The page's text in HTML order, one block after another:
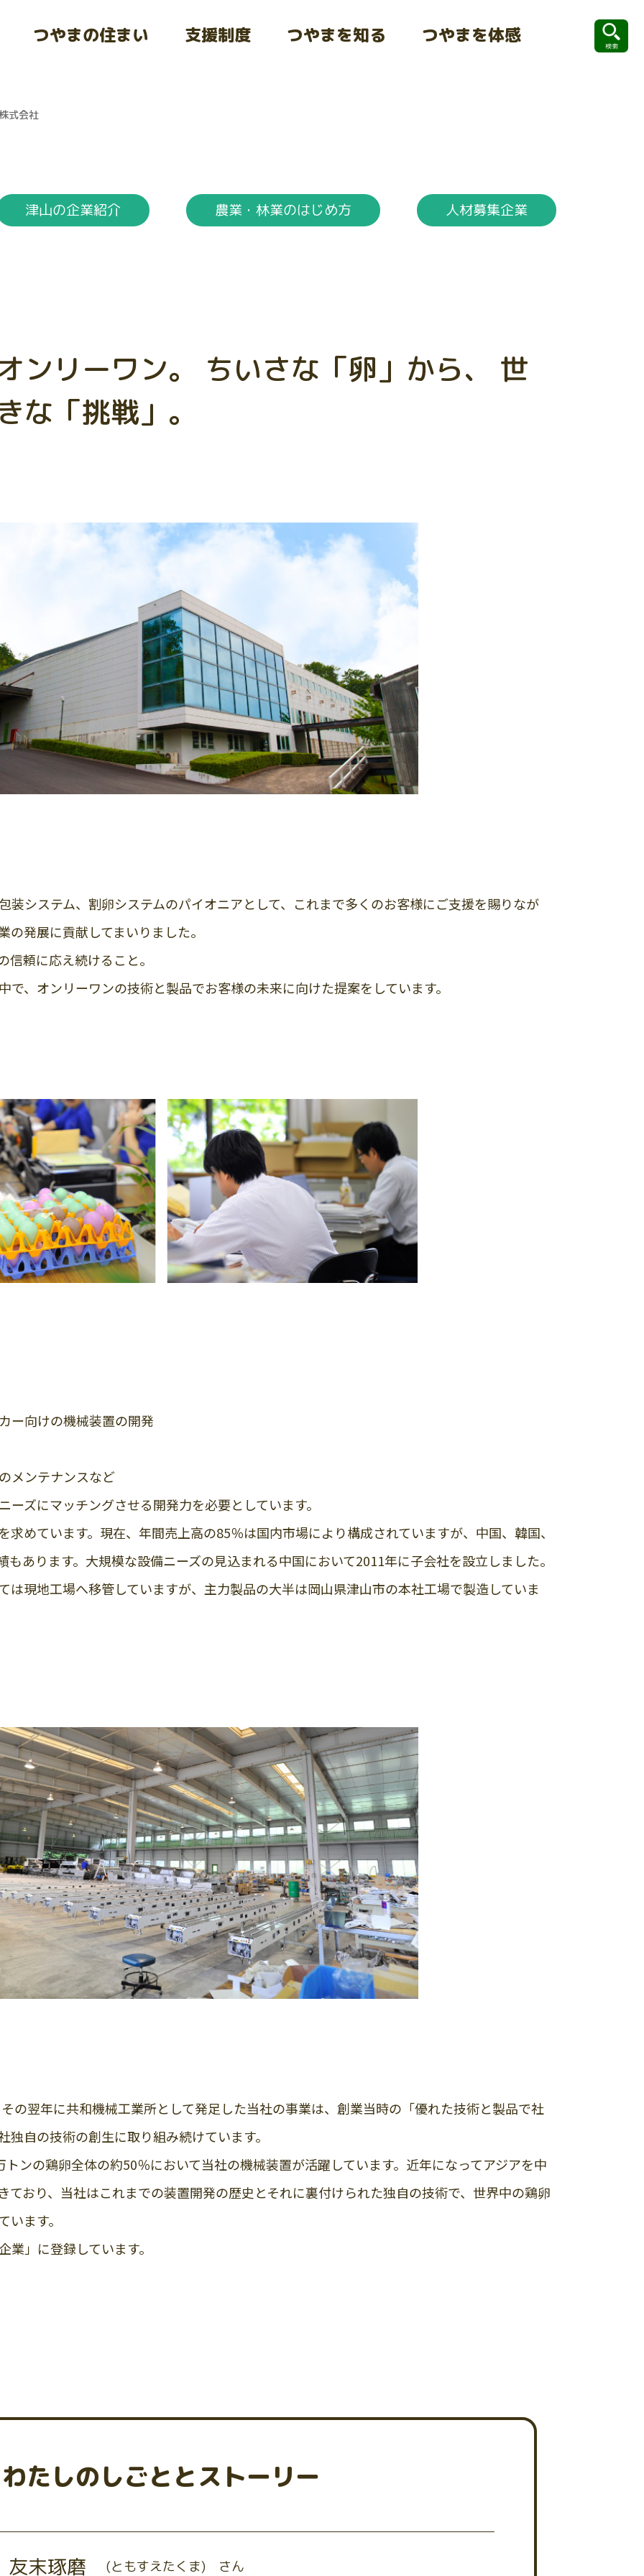
つやまの住まい 支援制度 つやまを知る つやまを体感
式会社
津山の企業紹介 農業・林業のはじめ方 人材募集企業
ンリーワン。 ちいさな「卵」から、 世
な「挑戦」。
装システム、割卵システムのパイオニアとして、これまで多くのお客様にご支援を賜りなが
発展に貢献してまいりました。
頼に応え続けること。
、オンリーワンの技術と製品でお客様の未来に向けた提案をしています。
ー向けの機械装置の開発
メンテナンスなど
ズにマッチングさせる開発力を必要としています。
めています。現在、年間売上高の85％は国内市場により構成されていますが、中国、韓国、
あります。大規模な設備ニーズの見込まれる中国において2011年に子会社を設立しました。
は現地工場へ移管していますが、主力製品の大半は岡山県津山市の本社工場で製造していま
の翌年に共和機械工業所として発足した当社の事業は、創業当時の「優れた技術と製品で社
自の技術の創生に取り組み続けています。
ンの鶏卵全体の約50％において当社の機械装置が活躍しています。近年になってアジアを中
ており、当社はこれまでの装置開発の歴史とそれに裏付けられた独自の技術で、世界中の鶏卵
ます。
」に登録しています。
わたしのしごととストーリー
友末琢磨 (ともすえたくま) さん